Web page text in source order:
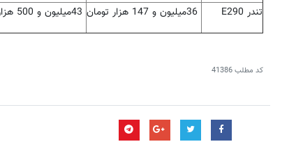
تندر 90
E2
36میلیون و 147 هزار تومان 43میلیون و 500 هزار تومان
کد مطلب41386